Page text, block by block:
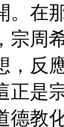
。在
宗周
，反
正是
德教